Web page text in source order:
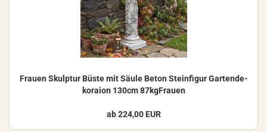
Frau­en Skulp­tur Büste mit Säule Beton Stein­fi­gur Gar­ten­de­
ko­rai­on 130cm 87kgFrauen
ab 224,00 EUR